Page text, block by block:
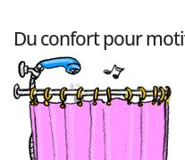
Du confort pour